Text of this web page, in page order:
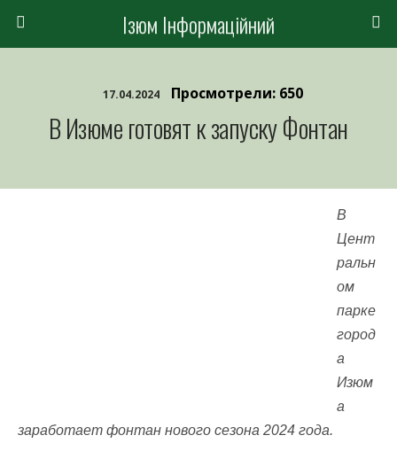
Ізюм Інформаційний
17.04.2024 Просмотрели: 650
В Изюме готовят к запуску Фонтан
В
Цент
ральн
ом
парке
город
а
Изюм
а
заработает фонтан нового сезона 2024 года.